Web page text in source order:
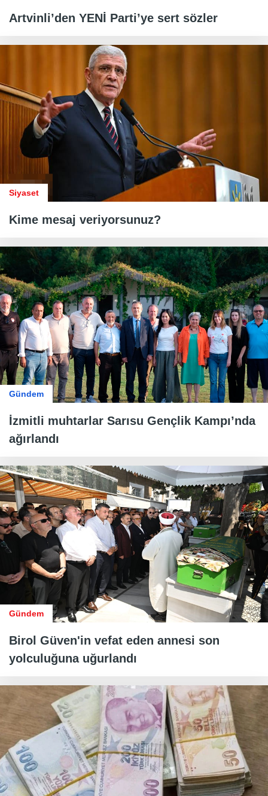
Artvinli’den YENİ Parti’ye sert sözler
Siyaset
Kime mesaj veriyorsunuz?
Gündem
İzmitli muhtarlar Sarısu Gençlik Kampı’nda
ağırlandı
Gündem
Birol Güven'in vefat eden annesi son
yolculuğuna uğurlandı